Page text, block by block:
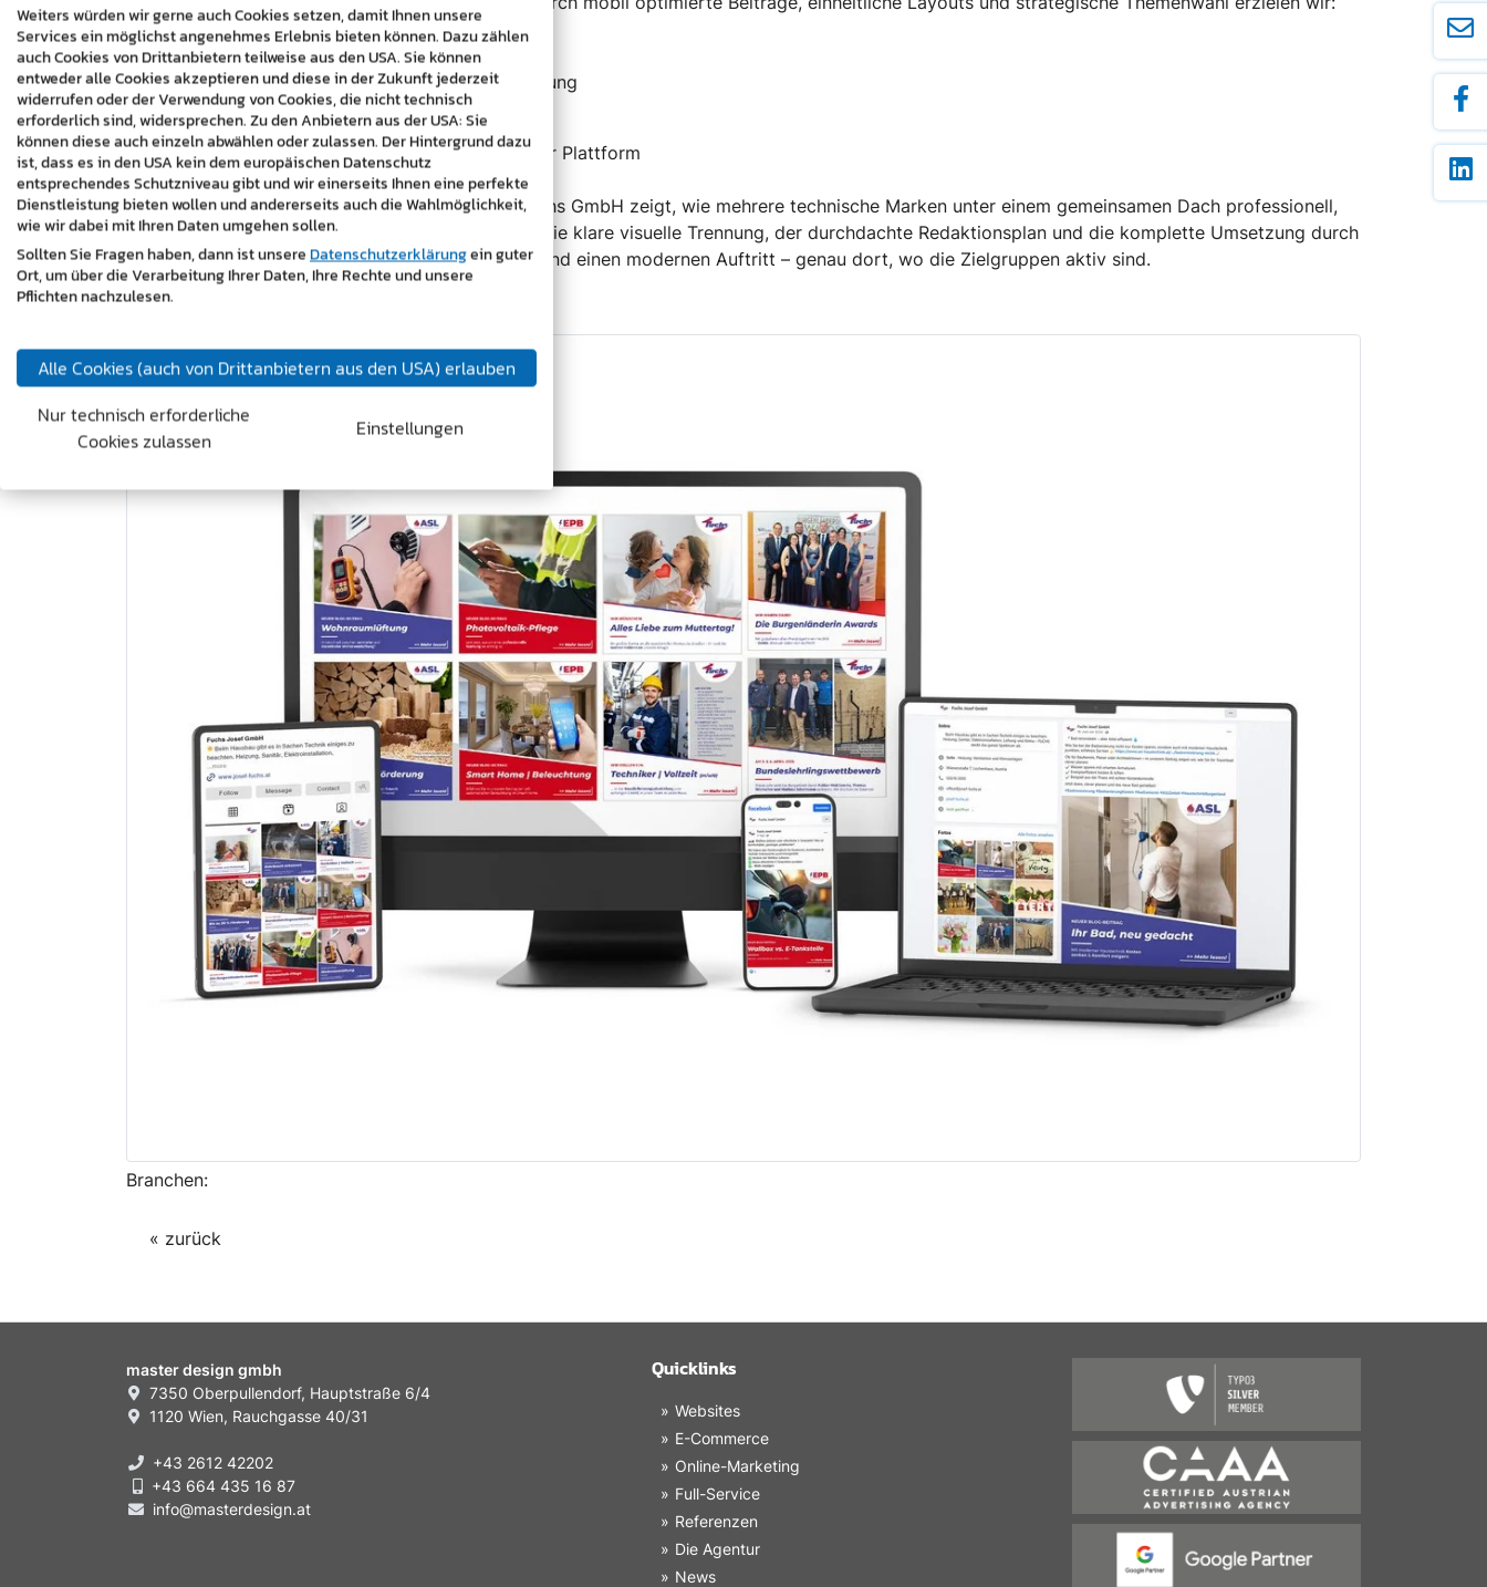
Mehr Interaktion durch relevante Inhalte
Höhere Wiedererkennung durch visuelle Trennung
Weniger Aufwand durch zentrale Betreuung
Mehr Sichtbarkeit für alle drei Marken auf einer Plattform
Fazit:Das Social-Media-Konzept für die Josef Fuchs GmbH zeigt, wie mehrere technische Marken unter einem gemeinsamen Dach professionell,
strukturiert und effizient kommunizieren können. Die klare visuelle Trennung, der durchdachte Redaktionsplan und die komplette Umsetzung durch
master design sorgen für Sichtbarkeit, Vertrauen und einen modernen Auftritt – genau dort, wo die Zielgruppen aktiv sind.
https://www.facebook.com/fuchsjosefgmbh
Branchen:
« zurück
master design gmbh
7350 Oberpullendorf, Hauptstraße 6/4
1120 Wien, Rauchgasse 40/31
+43 2612 42202
+43 664 435 16 87
info@masterdesign.at
Quicklinks
Websites
E-Commerce
Online-Marketing
Full-Service
Referenzen
Die Agentur
News
Weiters würden wir gerne auch Cookies setzen, damit Ihnen unsere
Services ein möglichst angenehmes Erlebnis bieten können. Dazu zählen
auch Cookies von Drittanbietern teilweise aus den USA. Sie können
entweder alle Cookies akzeptieren und diese in der Zukunft jederzeit
widerrufen oder der Verwendung von Cookies, die nicht technisch
erforderlich sind, widersprechen. Zu den Anbietern aus der USA: Sie
können diese auch einzeln abwählen oder zulassen. Der Hintergrund dazu
ist, dass es in den USA kein dem europäischen Datenschutz
entsprechendes Schutzniveau gibt und wir einerseits Ihnen eine perfekte
Dienstleistung bieten wollen und andererseits auch die Wahlmöglichkeit,
wie wir dabei mit Ihren Daten umgehen sollen.
Sollten Sie Fragen haben, dann ist unsereDatenschutzerklärungein guter
Ort, um über die Verarbeitung Ihrer Daten, Ihre Rechte und unsere
Pflichten nachzulesen.
Alle Cookies (auch von Drittanbietern aus den USA) erlauben
Nur technisch erforderliche
Cookies zulassen
Einstellungen